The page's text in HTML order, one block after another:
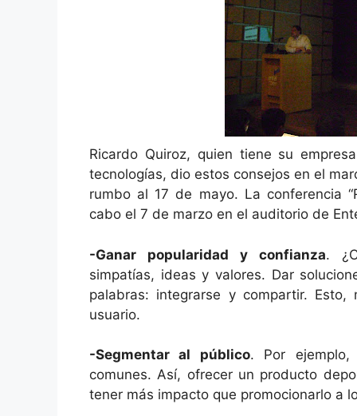
Ricardo Quiroz, quien tiene su
tecnologías, dio estos consejos en el
rumbo al 17 de mayo. La conferencia
cabo el 7 de marzo en el auditorio de
-Ganar popularidad y confianza.
simpatías, ideas y valores. Dar
palabras: integrarse y compartir.
usuario.
-Segmentar al público. Por ejemplo,
comunes. Así, ofrecer un producto
tener más impacto que promocionarlo a